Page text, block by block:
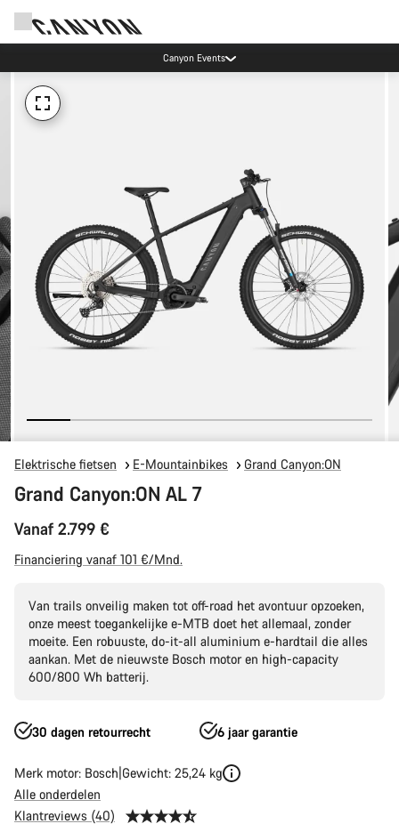
Canyon Factory Service Rotselaar
Elektrische fietsen E-Mountainbikes Grand Canyon:ON
Grand Canyon:ON AL 7
Vanaf 2.799 €
Financiering vanaf 101 €/Mnd.
Van trails onveilig maken tot off-road het avontuur opzoeken,
onze meest toegankelijke e-MTB doet het allemaal, zonder
moeite. Een robuuste, do-it-all aluminium e-hardtail die alles
aankan. Met de nieuwste Bosch motor en high-capacity
600/800 Wh batterij.
30 dagen retourrecht 6 jaar garantie
Merk motor: Bosch Gewicht: 25,24 kg
Alle onderdelen
Klantreviews (40)